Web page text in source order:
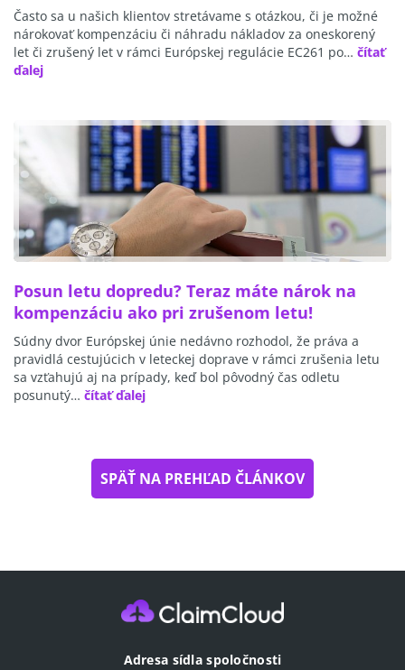
Často sa u našich klientov stretávame s otázkou, či je možné
nárokovať kompenzáciu či náhradu nákladov za oneskorený
let či zrušený let v rámci Európskej regulácie EC261 po… čítať
ďalej
Posun letu dopredu? Teraz máte nárok na
kompenzáciu ako pri zrušenom letu!
Súdny dvor Európskej únie nedávno rozhodol, že práva a
pravidlá cestujúcich v leteckej doprave v rámci zrušenia letu
sa vzťahujú aj na prípady, keď bol pôvodný čas odletu
posunutý… čítať ďalej
SPÄŤ NA PREHĽAD ČLÁNKOV
Adresa sídla spoločnosti